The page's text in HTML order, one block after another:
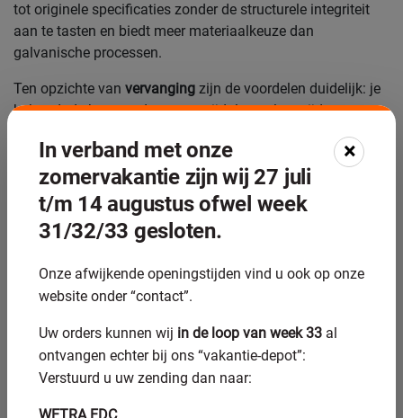
tot originele specificaties zonder de structurele integriteit
aan te tasten en biedt meer materiaalkeuze dan
galvanische processen.
Ten opzichte van vervanging zijn de voordelen duidelijk: je
behoudt de bestaande as, vermijdt lange levertijden en
speciale of grote assen is het kostenverschil aanzienlijk.
Ten opzichte vanhardchroomheeft thermisch spuiten
meerdere praktische voordelen. Hardchroom is een
galvanisch proces dat werkt met hexavalent chroom, een
gereguleerd en waarvoor vergunningen steeds moeilijker te
verkrijgen zijn. Thermisch spuiten werkt zonder dit
en kan dikkere lagen aanbrengen wanneer dat nodig is bij
ernstigere slijtage.
Hoe verloopt het thermisch
In verband met onze
zomervakantie zijn wij 27 juli
t/m 14 augustus ofwel week
31/32/33 gesloten.
×
Onze afwijkende openingstijden vind u ook op onze
website onder “contact”.
Uw orders kunnen wij in de loop van week 33 al
ontvangen echter bij ons “vakantie-depot”:
Verstuurd u uw zending dan naar: